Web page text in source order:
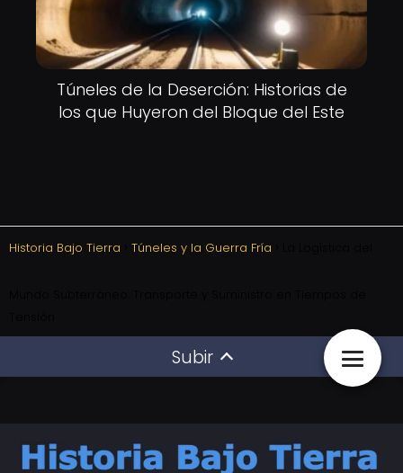
Túneles de la Deserción: Historias de
los que Huyeron del Bloque del Este
Historia Bajo Tierra Túneles y la Guerra Fría
Subir